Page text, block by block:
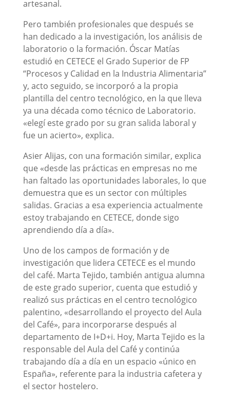
artesanal.
Pero también profesionales que después se
han dedicado a la investigación, los análisis de
laboratorio o la formación. Óscar Matías
estudió en CETECE el Grado Superior de FP
“Procesos y Calidad en la Industria Alimentaria”
y, acto seguido, se incorporó a la propia
plantilla del centro tecnológico, en la que lleva
ya una década como técnico de Laboratorio.
«elegí este grado por su gran salida laboral y
fue un acierto», explica.
Asier Alijas, con una formación similar, explica
que «desde las prácticas en empresas no me
han faltado las oportunidades laborales, lo que
demuestra que es un sector con múltiples
salidas. Gracias a esa experiencia actualmente
estoy trabajando en CETECE, donde sigo
aprendiendo día a día».
Uno de los campos de formación y de
investigación que lidera CETECE es el mundo
del café. Marta Tejido, también antigua alumna
de este grado superior, cuenta que estudió y
realizó sus prácticas en el centro tecnológico
palentino, «desarrollando el proyecto del Aula
del Café», para incorporarse después al
departamento de I+D+i. Hoy, Marta Tejido es la
responsable del Aula del Café y continúa
trabajando día a día en un espacio «único en
España», referente para la industria cafetera y
el sector hostelero.